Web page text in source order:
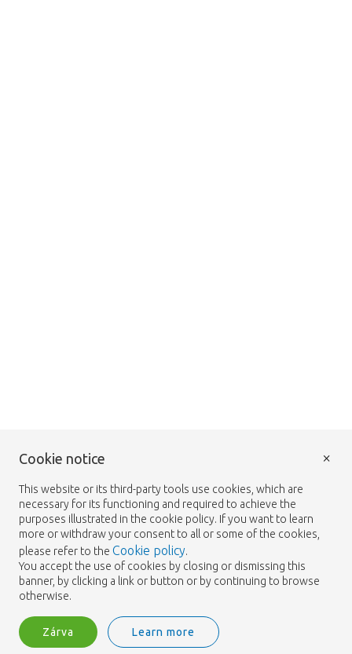
Cookie notice
This website or its third-party tools use cookies, which are
necessary for its functioning and required to achieve the
purposes illustrated in the cookie policy. If you want to learn
more or withdraw your consent to all or some of the cookies,
please refer to the Cookie policy.
You accept the use of cookies by closing or dismissing this
banner, by clicking a link or button or by continuing to browse
otherwise.
Zárva Learn more
×